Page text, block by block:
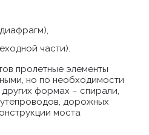
части).
пролетные элементы
но по необходимости
формах – спирали,
дорожных
моста